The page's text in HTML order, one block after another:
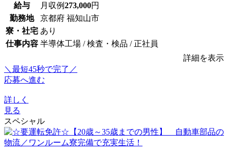
給与 月収例273,000円
勤務地
京都府 福知山市
寮・社宅 あり
仕事内容 半導体工場 / 検査・検品 / 正社員
詳細を表示
＼最短45秒で完了／
応募へ進む
詳しく
見る
スペシャル